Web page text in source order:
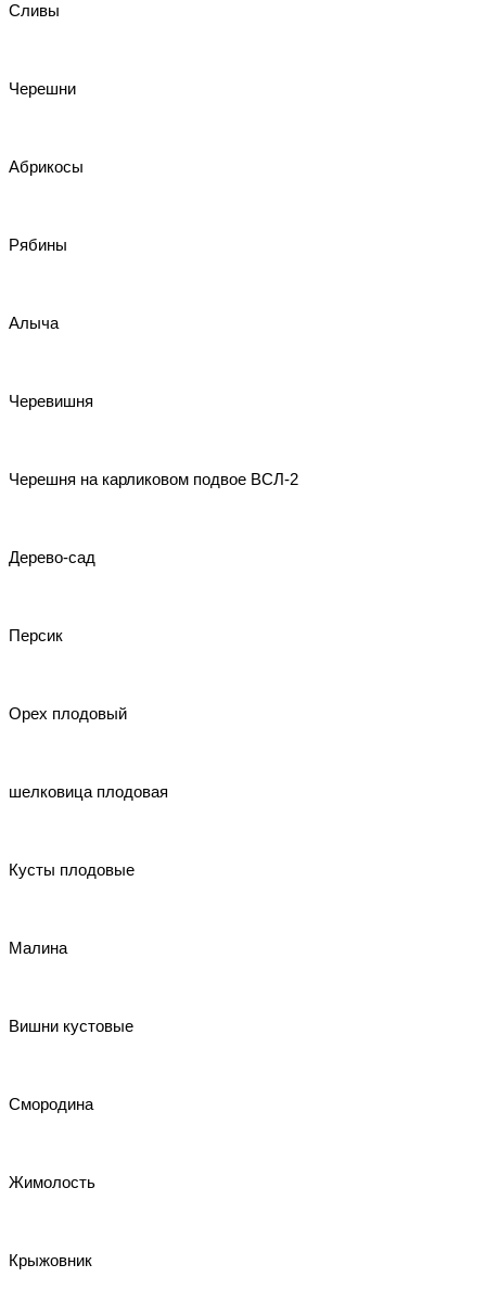
Сливы
Черешни
Абрикосы
Рябины
Алыча
Черевишня
Черешня на карликовом подвое ВСЛ-2
Дерево-сад
Персик
Орех плодовый
шелковица плодовая
Кусты плодовые
Малина
Вишни кустовые
Смородина
Жимолость
Крыжовник